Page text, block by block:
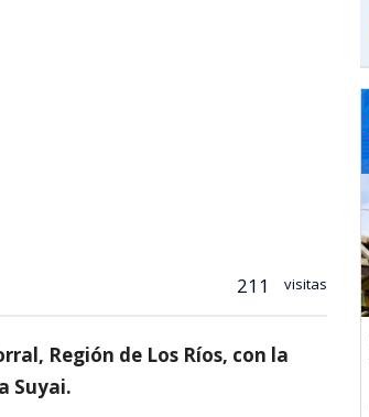
211 visitas
Región de Los Ríos, con la
Suyai.